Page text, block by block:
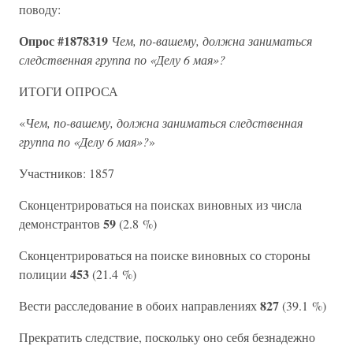
поводу:
Опрос #1878319 Чем, по-вашему, должна заниматься
следственная группа по «Делу 6 мая»?
ИТОГИ ОПРОСА
«Чем, по-вашему, должна заниматься следственная
группа по «Делу 6 мая»?»
Участников: 1857
Сконцентрироваться на поисках виновных из числа
демонстрантов 59(2.8 %)
Сконцентрироваться на поиске виновных со стороны
полиции 453(21.4 %)
Вести расследование в обоих направлениях827(39.1 %)
Прекратить следствие, поскольку оно себя безнадежно